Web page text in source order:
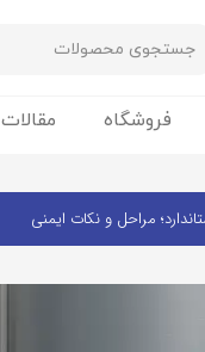
فروشگاه مقالات
مراحل و نکات ایمنی